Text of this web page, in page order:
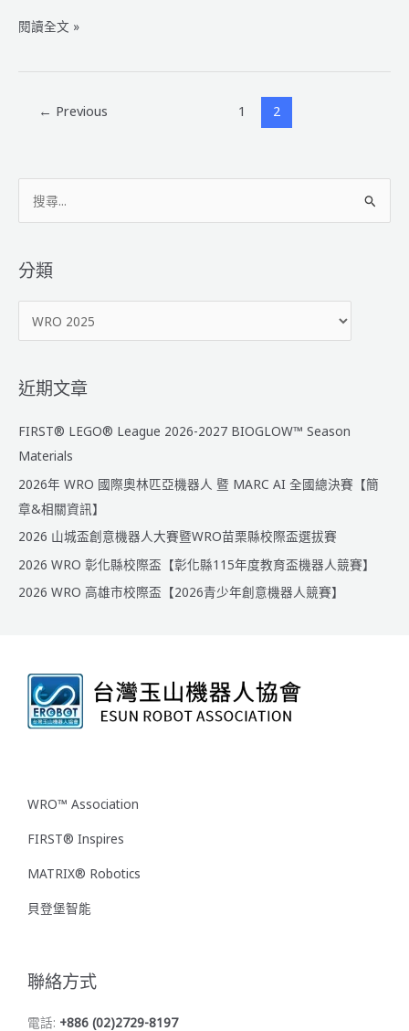
2025
活
動
章
閱讀全文 »
← Previous 1 2
鍵
分類
類
近期文章
FIRST® LEGO® League 2026-2027 BIOGLOW™ Season
Materials
2026年 WRO 國際奧林匹亞機器人 暨 MARC AI 全國總決賽【簡
章&相關資訊】
2026 山城盃創意機器人大賽暨WRO苗栗縣校際盃選拔賽
2026 WRO 彰化縣校際盃【彰化縣115年度教育盃機器人競賽】
2026 WRO 高雄市校際盃【2026青少年創意機器人競賽】
WRO™ Association
FIRST® Inspires
MATRIX® Robotics
貝登堡智能
聯絡方式
電話: +886 (02)2729-8197